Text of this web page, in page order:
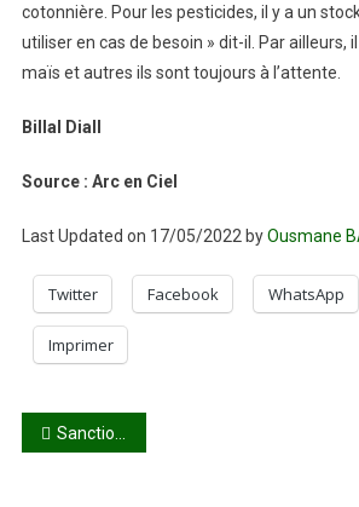
cotonnière. Pour les pesticides, il y a un
utiliser en cas de besoin » dit-il. Par ailleurs,
maïs et autres ils sont toujours à l’attente.
Billal Diall
Source : Arc en Ciel
Last Updated on 17/05/2022 byOusmane
Twitter Facebook WhatsApp
Imprimer
Navigation
Sanctions de la CEDEAO : Faure au four et au moulin pour trouver un accord